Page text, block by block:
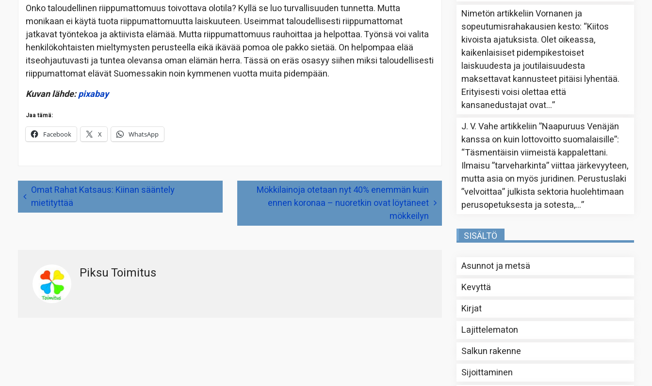
Onko taloudellinen riippumattomuus toivottava olotila? Kyllä se luo turvallisuuden tunnetta. Mutta
monikaan ei käytä tuota riippumattomuutta laiskuuteen. Useimmat taloudellisesti riippumattomat
jatkavat työntekoa ja aktiivista elämää. Mutta riippumattomuus rauhoittaa ja helpottaa. Työnsä voi valita
henkilökohtaisten mieltymysten perusteella eikä ikävää pomoa ole pakko sietää. On helpompaa elää
itseohjautuvasti ja tuntea olevansa oman elämän herra. Tässä on eräs osasyy siihen miksi taloudellisesti
riippumattomat elävät Suomessakin noin kymmenen vuotta muita pidempään.
Kuvan lähde:pixabay
Jaa tämä:
Facebook X WhatsApp
Artikkelien
selausOmat Rahat Katsaus: Kiinan sääntely
mietityttää
Mökkilainoja otetaan nyt 40% enemmän kuin
ennen koronaa – nuoretkin ovat löytäneet
mökkeilyn
Piksu Toimitus
Nimetön artikkeliinVornanen ja
sopeutumisrahakausien kesto: “Kiitos
kivoista ajatuksista. Olet oikeassa,
kaikenlaisiset pidempikestoiset
laiskuudesta ja joutilaisuudesta
maksettavat kannusteet pitäisi lyhentää.
Erityisesti voisi olettaa että
kansanedustajat ovat…”
J. V. Vahe artikkeliin”Naapuruus Venäjän
kanssa on kuin lottovoitto suomalaisille”:
“Täsmentäisin viimeistä kappalettani.
Ilmaisu ”tarveharkinta” viittaa järkevyyteen,
mutta asia on myös juridinen. Perustuslaki
”velvoittaa” julkista sektoria huolehtimaan
perusopetuksesta ja sotesta,…”
SISÄLTÖ
Asunnot ja metsä
Kevyttä
Kirjat
Lajittelematon
Salkun rakenne
Sijoittaminen